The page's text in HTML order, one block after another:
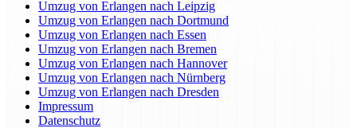
Umzug von Erlangen nach Leipzig
Umzug von Erlangen nach Dortmund
Umzug von Erlangen nach Essen
Umzug von Erlangen nach Bremen
Umzug von Erlangen nach Hannover
Umzug von Erlangen nach Nürnberg
Umzug von Erlangen nach Dresden
Impressum
Datenschutz